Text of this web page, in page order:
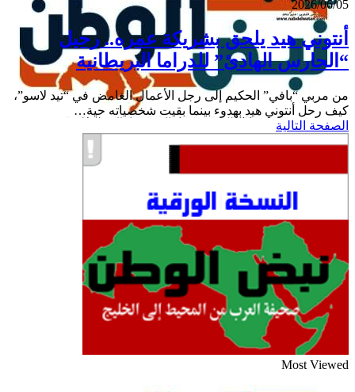
هيد
يلحق
بشريكة
عمره..
رحيل
“الحارس
الهادئ”
للدراما
البريطانية
2026/06/05
أنتوني هيد يلحق بشريكة عمره.. رحيل
“الحارس الهادئ” للدراما البريطانية
من مربي “بافي” الحكيم إلى رجل الأعمال الغامض في “تيد لاسو”،
كيف رحل أنتوني هيد بهدوء بينما بقيت شخصياته حية…
الصفحة التالية
Most Viewed